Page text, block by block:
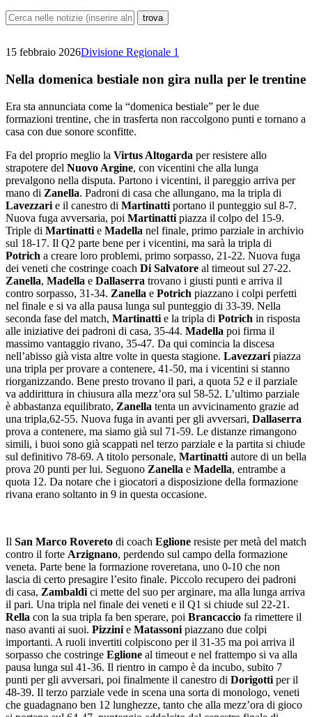
15 febbraio 2026Divisione Regionale 1
Nella domenica bestiale non gira nulla per le trentine
Era sta annunciata come la “domenica bestiale” per le due
formazioni trentine, che in trasferta non raccolgono punti e tornano a
casa con due sonore sconfitte.
Fa del proprio meglio la Virtus Altogarda per resistere allo
strapotere del Nuovo Argine, con vicentini che alla lunga
prevalgono nella disputa. Partono i vicentini, il pareggio arriva per
mano di Zanella. Padroni di casa che allungano, ma la tripla di
Lavezzari e il canestro di Martinatti portano il punteggio sul 8-7.
Nuova fuga avversaria, poi Martinatti piazza il colpo del 15-9.
Triple di Martinatti e Madella nel finale, primo parziale in archivio
sul 18-17. Il Q2 parte bene per i vicentini, ma sarà la tripla di
Potrich a creare loro problemi, primo sorpasso, 21-22. Nuova fuga
dei veneti che costringe coach Di Salvatore al timeout sul 27-22.
Zanella, Madella e Dallaserra trovano i giusti punti e arriva il
contro sorpasso, 31-34. Zanella e Potrich piazzano i colpi perfetti
nel finale e si va alla pausa lunga sul punteggio di 33-39. Nella
seconda fase del match, Martinatti e la tripla di Potrich in risposta
alle iniziative dei padroni di casa, 35-44. Madella poi firma il
massimo vantaggio rivano, 35-47. Da qui comincia la discesa
nell’abisso già vista altre volte in questa stagione. Lavezzari piazza
una tripla per provare a contenere, 41-50, ma i vicentini si stanno
riorganizzando. Bene presto trovano il pari, a quota 52 e il parziale
va addirittura in chiusura alla mezz’ora sul 58-52. L’ultimo parziale
è abbastanza equilibrato, Zanella tenta un avvicinamento grazie ad
una tripla,62-55. Nuova fuga in avanti per gli avversari, Dallaserra
prova a contenere, ma siamo già sul 71-59. Le distanze rimangono
simili, i buoi sono già scappati nel terzo parziale e la partita si chiude
sul definitivo 78-69. A titolo personale, Martinatti autore di un bella
prova 20 punti per lui. Seguono Zanella e Madella, entrambe a
quota 12. Da notare che i giocatori a disposizione della formazione
rivana erano soltanto in 9 in questa occasione.
Il San Marco Rovereto di coach Eglione resiste per metà del match
contro il forte Arzignano, perdendo sul campo della formazione
veneta. Parte bene la formazione roveretana, uno 0-10 che non
lascia di certo presagire l’esito finale. Piccolo recupero dei padroni
di casa, Zambaldi ci mette del suo per arginare, ma alla lunga arriva
il pari. Una tripla nel finale dei veneti e il Q1 si chiude sul 22-21.
Rella con la sua tripla fa ben sperare, poi Brancaccio fa rimettere il
naso avanti ai suoi. Pizzini e Matassoni piazzano due colpi
importanti. A ruoli invertiti colpiscono per il 31-35 ma poi arriva il
sorpasso che costringe Eglione al timeout e nel frattempo si va alla
pausa lunga sul 41-36. Il rientro in campo è da incubo, subito 7
punti per gli avversari, poi finalmente il canestro di Dorigotti per il
48-39. Il terzo parziale vede in scena una sorta di monologo, veneti
che guadagnano ben 12 lunghezze, tanto che alla mezz’ora di gioco